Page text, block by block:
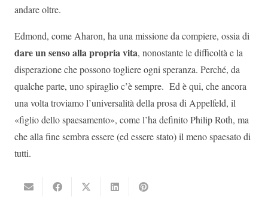
andare oltre.
Edmond, come Aharon, ha una missione da compiere, ossia di
dare un senso alla propria vita, nonostante le difficoltà e la
disperazione che possono togliere ogni speranza. Perché, da
qualche parte, uno spiraglio c’è sempre. Ed è qui, che ancora
una volta troviamo l’universalità della prosa di Appelfeld, il
«figlio dello spaesamento», come l’ha definito Philip Roth, ma
che alla fine sembra essere (ed essere stato) il meno spaesato di
tutti.